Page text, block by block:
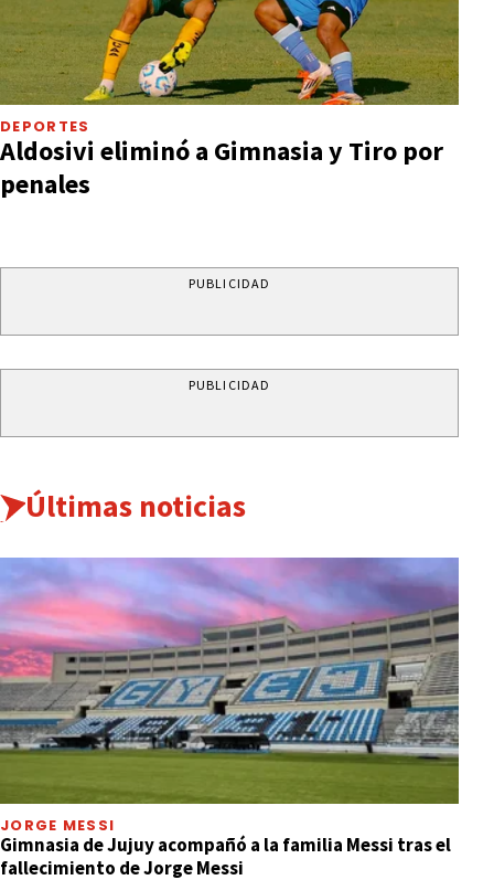
DEPORTES
Aldosivi eliminó a Gimnasia y Tiro por
penales
PUBLICIDAD
PUBLICIDAD
Últimas noticias
JORGE MESSI
Gimnasia de Jujuy acompañó a la familia Messi tras el
fallecimiento de Jorge Messi